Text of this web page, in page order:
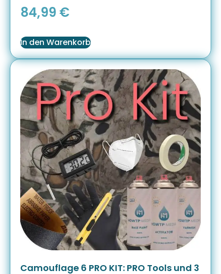
84,99 €
In den Warenkorb
Camouflage 6 PRO KIT: PRO Tools und 3